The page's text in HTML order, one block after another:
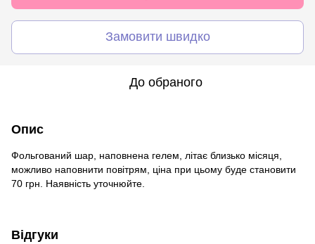
Замовити швидко
До обраного
Опис
Фольгований шар, наповнена гелем, літає близько місяця,
можливо наповнити повітрям, ціна при цьому буде становити
70 грн. Наявність уточнюйте.
Відгуки